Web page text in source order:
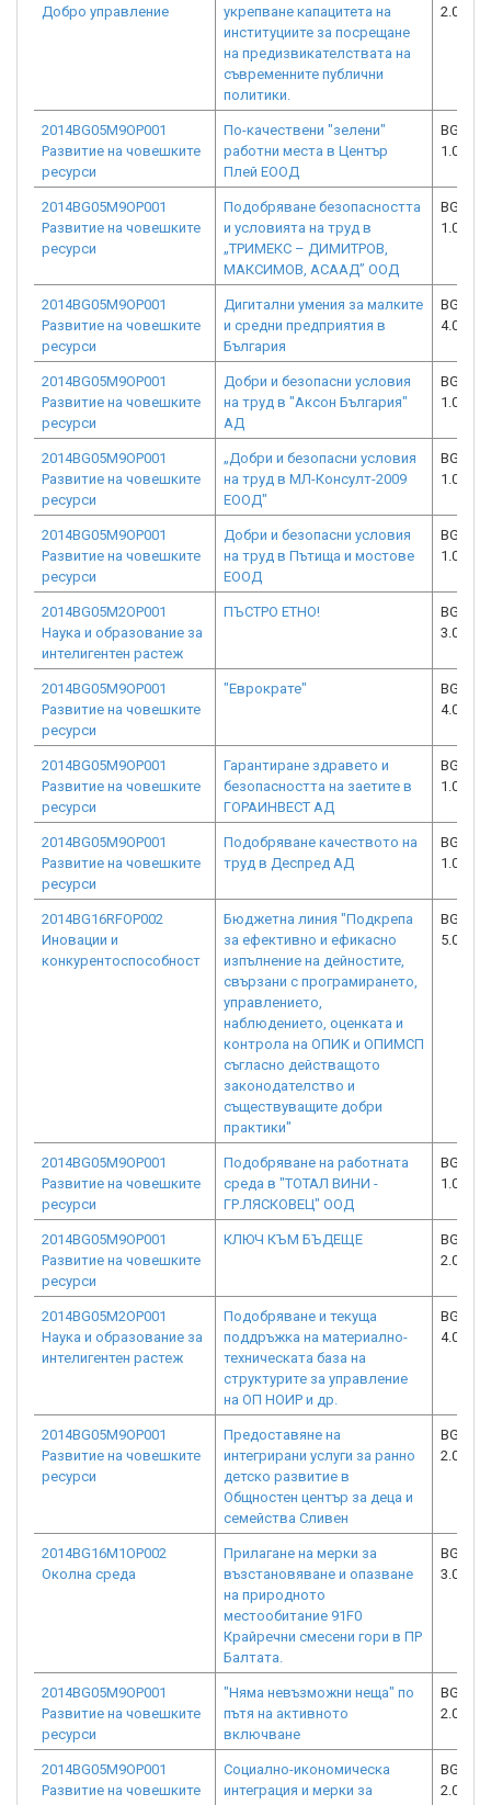
Добро управление
укрепване капацитета на
институциите за посрещане
на предизвикателствата на
съвременните публични
политики.
2.004-
2014BG05M9OP001
Развитие на човешките
ресурси
По-качествени "зелени"
работни места в Център
Плей ЕООД
1.008-
2014BG05M9OP001
Развитие на човешките
ресурси
Подобряване безопасността
и условията на труд в
„ТРИМЕКС – ДИМИТРОВ,
МАКСИМОВ, АСААД” ООД
1.008-
2014BG05M9OP001
Развитие на човешките
ресурси
Дигитални умения за малките
и средни предприятия в
България
4.001-
2014BG05M9OP001
Развитие на човешките
ресурси
Добри и безопасни условия
на труд в "Аксон България"
АД
1.008-
2014BG05M9OP001
Развитие на човешките
ресурси
„Добри и безопасни условия
на труд в МЛ-Консулт-2009
ЕООД"
1.008-
2014BG05M9OP001
Развитие на човешките
ресурси
Добри и безопасни условия
на труд в Пътища и мостове
ЕООД
1.008-
2014BG05M2OP001
Наука и образование за
интелигентен растеж
ПЪСТРО ЕТНО!
3.002-
2014BG05M9OP001
Развитие на човешките
ресурси
"Еврократе"
4.001-
2014BG05M9OP001
Развитие на човешките
ресурси
Гарантиране здравето и
безопасността на заетите в
ГОРАИНВЕСТ АД
1.008-
2014BG05M9OP001
Развитие на човешките
ресурси
Подобряване качеството на
труд в Деспред АД
1.008-
2014BG16RFOP002
Иновации и
конкурентоспособност
Бюджетна линия "Подкрепа
за ефективно и ефикасно
изпълнение на дейностите,
свързани с програмирането,
управлението,
наблюдението, оценката и
контрола на ОПИК и ОПИМСП
съгласно действащото
законодателство и
съществуващите добри
практики"
5.005-
2014BG05M9OP001
Развитие на човешките
ресурси
Подобряване на работната
среда в "ТОТАЛ ВИНИ -
ГР.ЛЯСКОВЕЦ" ООД
1.030-
2014BG05M9OP001
Развитие на човешките
ресурси
КЛЮЧ КЪМ БЪДЕЩЕ
2.009-
2014BG05M2OP001
Наука и образование за
интелигентен растеж
Подобряване и текуща
поддръжка на материално-
техническата база на
структурите за управление
на ОП НОИР и др.
4.001-
2014BG05M9OP001
Развитие на човешките
ресурси
Предоставяне на
интегрирани услуги за ранно
детско развитие в
Общностен център за деца и
семейства Сливен
2.004-
2014BG16M1OP002
Околна среда
Прилагане на мерки за
възстановяване и опазване
на природното
местообитание 91F0
Крайречни смесени гори в ПР
Балтата.
3.007-
2014BG05M9OP001
Развитие на човешките
ресурси
"Няма невъзможни неща" по
пътя на активното
включване
2.005-
2014BG05M9OP001
Развитие на човешките
Социално-икономическа
интеграция и мерки за
2.018-